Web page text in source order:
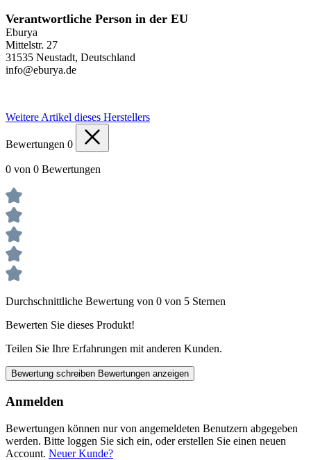
Verantwortliche Person in der EU
Eburya
Mittelstr. 27
31535 Neustadt, Deutschland
info@eburya.de
Weitere Artikel dieses Herstellers
Bewertungen 0
0 von 0 Bewertungen
Durchschnittliche Bewertung von 0 von 5 Sternen
Bewerten Sie dieses Produkt!
Teilen Sie Ihre Erfahrungen mit anderen Kunden.
Bewertung schreiben Bewertungen anzeigen
Anmelden
Bewertungen können nur von angemeldeten Benutzern abgegeben
werden. Bitte loggen Sie sich ein, oder erstellen Sie einen neuen
Account. Neuer Kunde?